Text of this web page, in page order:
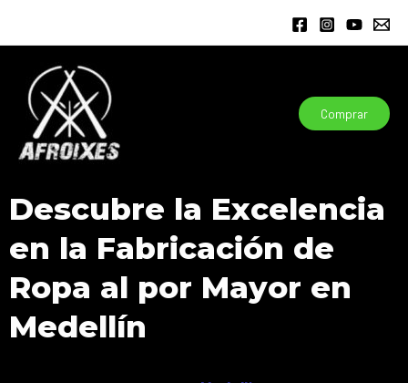
contenido
Comprar
Descubre la Excelencia
en la Fabricación de
Ropa al por Mayor en
Medellín